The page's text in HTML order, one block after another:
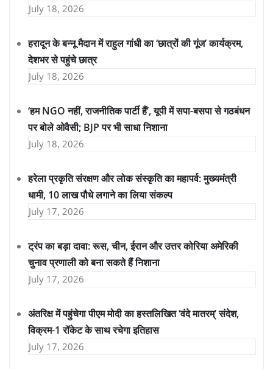
July 18, 2026
हरादून के बन्नू मैदान में राहुल गांधी का ‘छात्रों की गूंज’ कार्यक्रम,
देशभर से पहुंचे छात्र
July 18, 2026
‘हम NGO नहीं, राजनीतिक पार्टी हैं’, यूपी में सपा-बसपा से गठबंधन
पर बोले ओवैसी; BJP पर भी साधा निशाना
July 18, 2026
हरेला प्रकृति संरक्षण और लोक संस्कृति का महापर्व: मुख्यमंत्री
धामी, 10 लाख पौधे लगाने का लिया संकल्प
July 17, 2026
ट्रंप का बड़ा दावा: रूस, चीन, ईरान और उत्तर कोरिया अमेरिकी
चुनाव प्रणाली को बना सकते हैं निशाना
July 17, 2026
अंतरिक्ष में पहुंचेगा पीएम मोदी का हस्तलिखित ‘वंदे मातरम्’ संदेश,
विक्रम-1 रॉकेट के साथ रचेगा इतिहास
July 17, 2026